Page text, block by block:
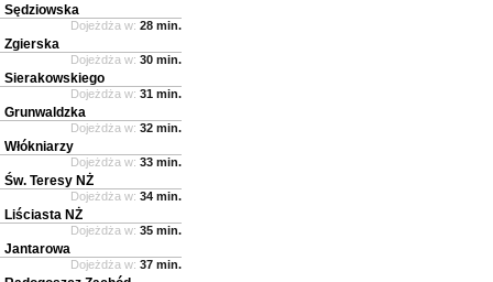
Sędziowska
Dojeżdża w: 28 min.
Zgierska
Dojeżdża w: 30 min.
Sierakowskiego
Dojeżdża w: 31 min.
Grunwaldzka
Dojeżdża w: 32 min.
Włókniarzy
Dojeżdża w: 33 min.
Św. Teresy NŻ
Dojeżdża w: 34 min.
Liściasta NŻ
Dojeżdża w: 35 min.
Jantarowa
Dojeżdża w: 37 min.